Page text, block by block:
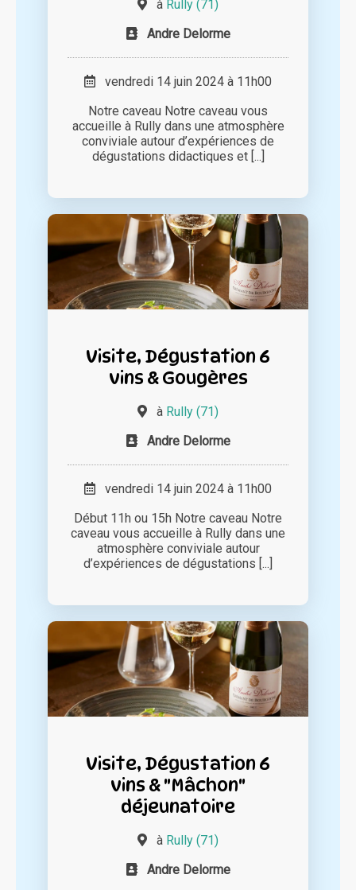
à Rully (71)
Andre Delorme
vendredi 14 juin 2024 à 11h00
Notre caveau Notre caveau vous
accueille à Rully dans une atmosphère
conviviale autour d’expériences de
dégustations didactiques et [...]
Visite, Dégustation 6
vins & Gougères
à Rully (71)
Andre Delorme
vendredi 14 juin 2024 à 11h00
Début 11h ou 15h Notre caveau Notre
caveau vous accueille à Rully dans une
atmosphère conviviale autour
d’expériences de dégustations [...]
Visite, Dégustation 6
vins & "Mâchon"
déjeunatoire
à Rully (71)
Andre Delorme